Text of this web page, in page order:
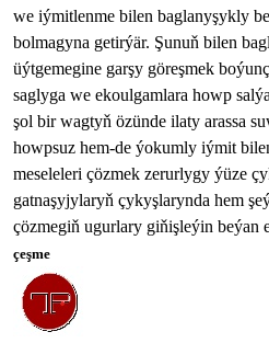
we iýmitlenme bilen baglanyşykly
bolmagyna getirýär. Şunuň bilen
üýtgemegine garşy göreşmek
saglyga we ekoulgamlara howp
şol bir wagtyň özünde ilaty arassa
howpsuz hem-de ýokumly iýmit
meseleleri çözmek zerurlygy ýüze
gatnaşyjylaryň çykyşlarynda hem
çözmegiň ugurlary giňişleýin beýan
çeşme